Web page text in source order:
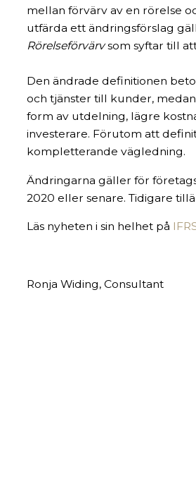
mellan förvärv av en rörelse
utfärda ett ändringsförslag
Rörelseförvärvsom syftar till
Den ändrade definitionen
och tjänster till kunder,
form av utdelning, lägre
investerare. Förutom att
kompletterande vägledning.
Ändringarna gäller för
2020 eller senare. Tidigare
Läs nyheten i sin helhet på
Ronja Widing, Consultant